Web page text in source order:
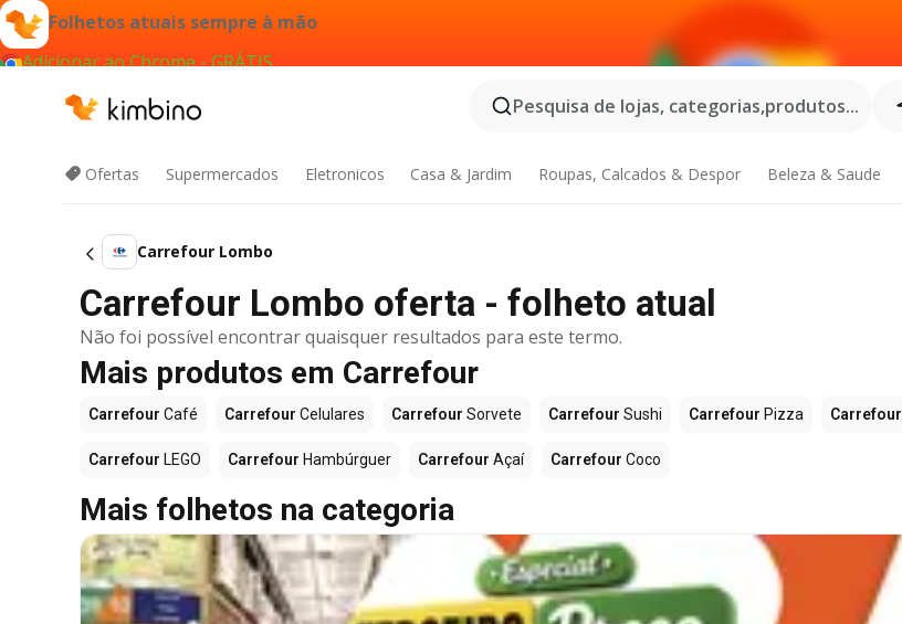
Folhetos atuais sempre à mão
Adicionar ao Chrome - GRÁTIS
Pesquisa de lojas, categorias,produtos...
Ofertas Supermercados Eletronicos Casa & Jardim Roupas, Calcados & Despor Beleza & Saude
Carrefour Lombo
Carrefour Lombo oferta - folheto atual
Não foi possível encontrar quaisquer resultados para este termo.
Mais produtos em Carrefour
Carrefour Café Carrefour Celulares Carrefour Sorvete Carrefour Sushi Carrefour Pizza Carrefour
Carrefour LEGO Carrefour Hambúrguer Carrefour Açaí Carrefour Coco
Mais folhetos na categoria